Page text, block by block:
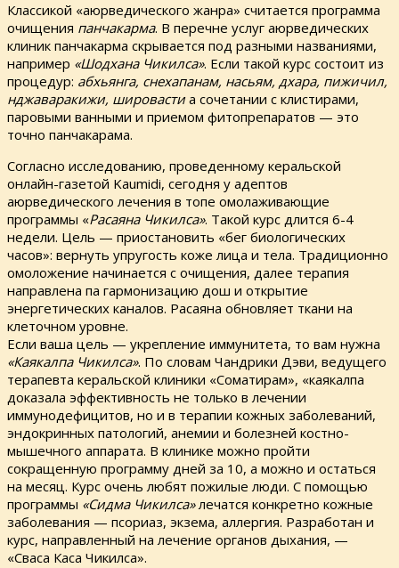
Классикой «аюрведического жанра» считается программа
очищения панчакарма. В перечне услуг аюрведических
клиник панчакарма скрывается под разными названиями,
например «Шодхана Чикилса». Если такой курс состоит из
процедур: абхьянга, снехапанам, насьям, дхара, пижичил,
нджаваракижи, шировастиа сочетании с клистирами,
паровыми ванными и приемом фитопрепаратов — это
точно панчакарама.
Согласно исследованию, проведенному керальской
онлайн-газетой Kaumidi, сегодня у адептов
аюрведического лечения в топе омолаживающие
программы «Расаяна Чикилса». Такой курс длится 6-4
недели. Цель — приостановить «бег биологических
часов»: вернуть упругость коже лица и тела. Традиционно
омоложение начинается с очищения, далее терапия
направлена па гармонизацию дош и открытие
энергетических каналов. Расаяна обновляет ткани на
клеточном уровне.
Если ваша цель — укрепление иммунитета, то вам нужна
«Каякалпа Чикилса». По словам Чандрики Дэви, ведущего
терапевта керальской клиники «Соматирам», «каякалпа
доказала эффективность не только в лечении
иммунодефицитов, но и в терапии кожных заболеваний,
эндокринных патологий, анемии и болезней костно-
мышечного аппарата. В клинике можно пройти
сокращенную программу дней за 10, а можно и остаться
на месяц. Курс очень любят пожилые люди. С помощью
программы «Сидма Чикилса»лечатся конкретно кожные
заболевания — псориаз, экзема, аллергия. Разработан и
курс, направленный на лечение органов дыхания, —
«Сваса Каса Чикилса».